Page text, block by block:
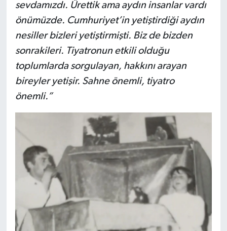
sevdamızdı. Ürettik ama aydın insanlar vardı
önümüzde. Cumhuriyet’in yetiştirdiği aydın
nesiller bizleri yetiştirmişti. Biz de bizden
sonrakileri. Tiyatronun etkili olduğu
toplumlarda sorgulayan, hakkını arayan
bireyler yetişir. Sahne önemli, tiyatro
önemli.”